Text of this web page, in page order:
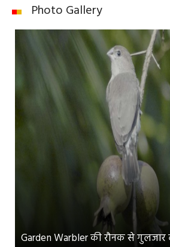
Photo Gallery
Garden Warbler की रौनक से